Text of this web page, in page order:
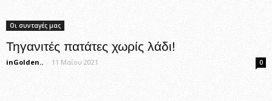
Οι συνταγές μας
Τηγανιτές πατάτες χωρίς λάδι!
inGolden.. - 11 Μαΐου 2021 0